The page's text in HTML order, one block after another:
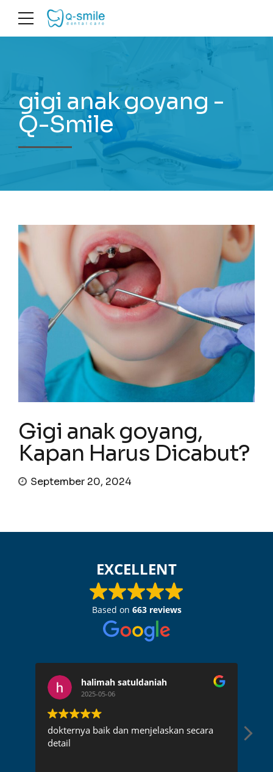
gigi anak goyang -
Q-Smile
Gigi anak goyang,
Kapan Harus Dicabut?
September 20, 2024
EXCELLENT
Based on 663 reviews
halimah satuldaniah
2025-05-06
dokternya baik dan menjelaskan secara
detail